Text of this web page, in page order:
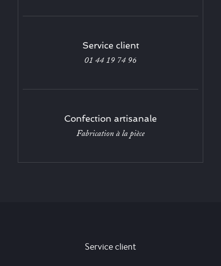
Service client
01 44 19 74 96
Confection artisanale
Fabrication à la pièce
Service client